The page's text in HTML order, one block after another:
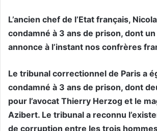
L’ancien chef de l’Etat français,
condamné à 3 ans de prison, dont
annonce à l’instant nos confrères
Le tribunal correctionnel de Paris a
condamné à 3 ans de prison, dont
pour l’avocat Thierry Herzog et le
Azibert. Le tribunal a reconnu
de corruption entre les trois